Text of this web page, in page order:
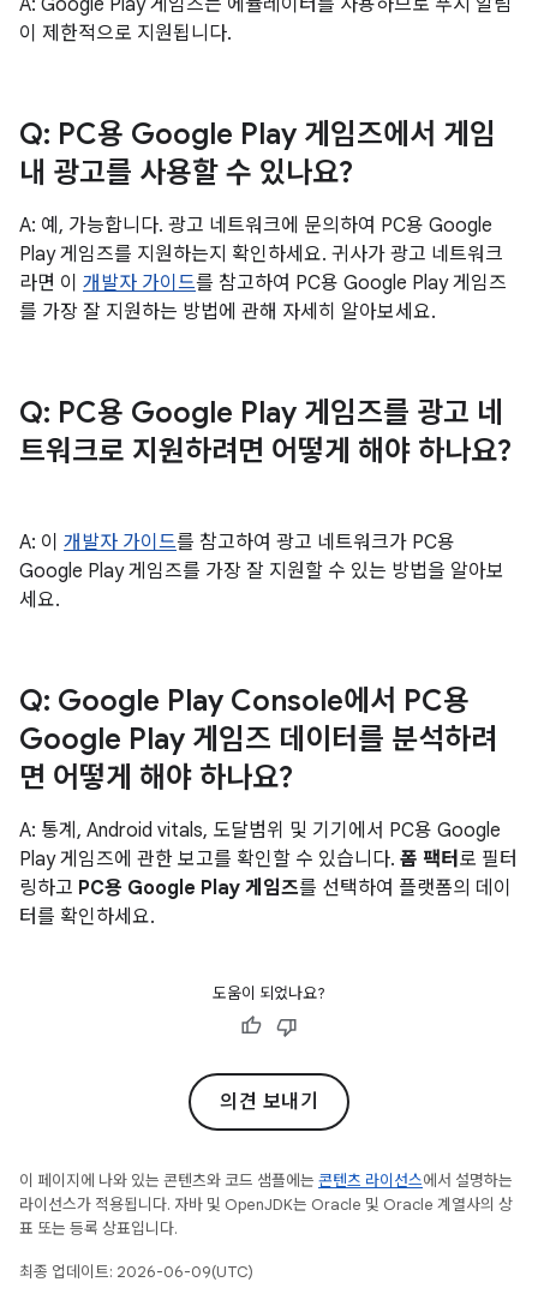
이 제한적으로 지원됩니다.
Q: PC용 Google Play 게임즈에서 게임
내 광고를 사용할 수 있나요?
A: 예, 가능합니다. 광고 네트워크에 문의하여 PC용 Google
Play 게임즈를 지원하는지 확인하세요. 귀사가 광고 네트워크
라면 이 개발자 가이드를 참고하여 PC용 Google Play 게임즈
를 가장 잘 지원하는 방법에 관해 자세히 알아보세요.
Q: PC용 Google Play 게임즈를 광고 네
트워크로 지원하려면 어떻게 해야 하나요?
A: 이 개발자 가이드를 참고하여 광고 네트워크가 PC용
Google Play 게임즈를 가장 잘 지원할 수 있는 방법을 알아보
세요.
Q: Google Play Console에서 PC용
Google Play 게임즈 데이터를 분석하려
면 어떻게 해야 하나요?
A: 통계, Android vitals, 도달범위 및 기기에서 PC용 Google
Play 게임즈에 관한 보고를 확인할 수 있습니다. 폼 팩터 로 필터
링하고 PC용 Google Play 게임즈를 선택하여 플랫폼의 데이
터를 확인하세요.
도움이 되었나요?
의견 보내기
이 페이지에 나와 있는 콘텐츠와 코드 샘플에는 콘텐츠 라이선스에서 설명하는
라이선스가 적용됩니다. 자바 및 OpenJDK는 Oracle 및 Oracle 계열사의 상
표 또는 등록 상표입니다.
최종 업데이트: 2026-06-09(UTC)